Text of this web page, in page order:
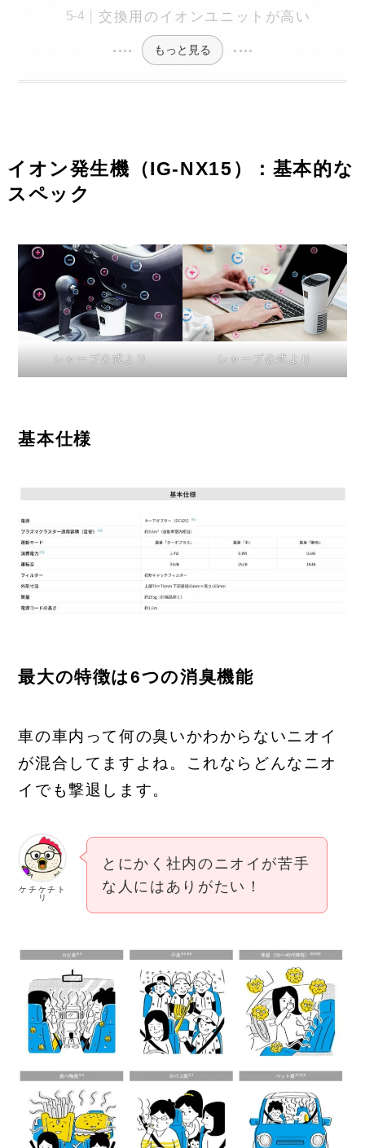
交換用のイオンユニットが高い
もっと見る
イオン発生機（IG-NX15）：基本的な
スペック
シャープ公式より シャープ公式より
基本仕様
最大の特徴は6つの消臭機能
車の車内って何の臭いかわからないニオイ
が混合してますよね。これならどんなニオ
イでも撃退します。
ケチケチト
リ
とにかく社内のニオイが苦手
な人にはありがたい！